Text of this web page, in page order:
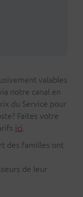
valables
notre canal en
du Service pour
Faites votre
ici.
des familles ont
de leur